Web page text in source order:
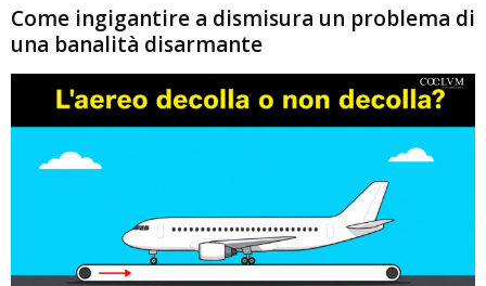
Come ingigantire a dismisura un problema di
una banalità disarmante